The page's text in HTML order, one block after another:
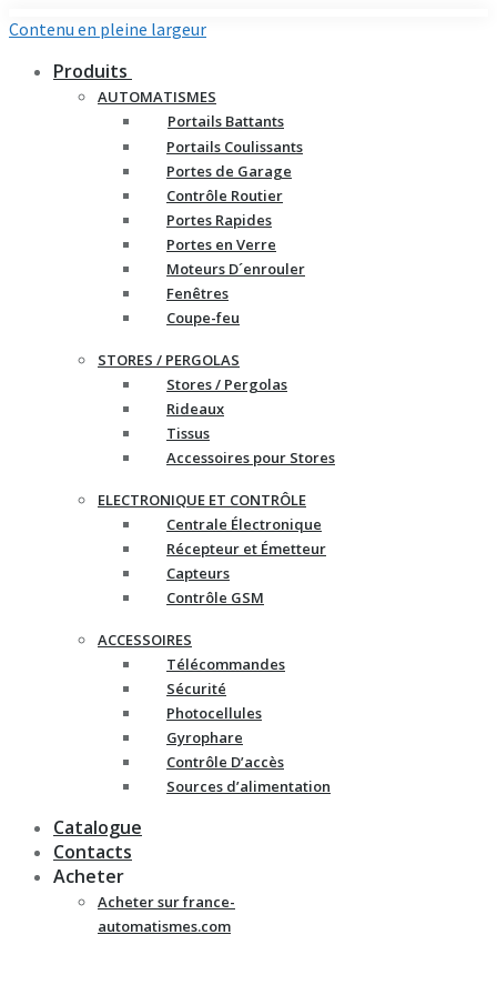
Contenu en pleine largeur
Produits
AUTOMATISMES
Portails Battants
Portails Coulissants
Portes de Garage
Contrôle Routier
Portes Rapides
Portes en Verre
Moteurs D´enrouler
Fenêtres
Coupe-feu
STORES / PERGOLAS
Stores / Pergolas
Rideaux
Tissus
Accessoires pour Stores
ELECTRONIQUE ET CONTRÔLE
Centrale Électronique
Récepteur et Émetteur
Capteurs
Contrôle GSM
ACCESSOIRES
Télécommandes
Sécurité
Photocellules
Gyrophare
Contrôle D’accès
Sources d’alimentation
Catalogue
Contacts
Acheter
Acheter sur france-
automatismes.com